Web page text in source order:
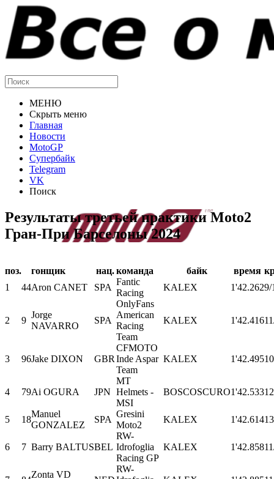
МЕНЮ
Скрыть меню
Главная
Новости
MotoGP
Супербайк
Telegram
VK
Поиск
Результаты третьей практики Moto2
Гран-При Барселоны 2024
поз. гонщик нац.команда байк время
1
44Aron CANET SPA
Fantic
Racing
KALEX 1'42.2629/
2 9
Jorge
NAVARRO
SPA
OnlyFans
American
Racing
Team
KALEX 1'42.416
3 96Jake DIXON GBR
CFMOTO
Inde Aspar
Team
KALEX 1'42.495
4 79Ai OGURA JPN
MT
Helmets -
MSI
BOSCOSCURO1'42.533
5 18
Manuel
GONZALEZ
SPA
Gresini
Moto2
KALEX 1'42.614
6 7 Barry BALTUSBEL
RW-
Idrofoglia
Racing GP
KALEX 1'42.858
Zonta VD
RW-